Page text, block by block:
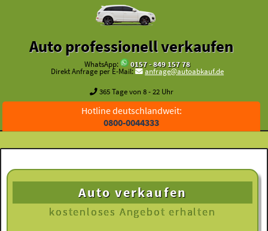
Auto professionell verkaufen
WhatsApp:
0157 - 849 157 78
Direkt Anfrage per E-Mail:
anfrage@autoabkauf.de
365 Tage von 8 - 22 Uhr
Hotline deutschlandweit:
0800-0044333
Auto verkaufen
kostenloses Angebot erhalten